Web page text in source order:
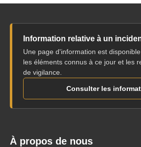
Information relative à un
Une page d'information est
les éléments connus à ce jour et les
de vigilance.
Consulter les
À propos de nous